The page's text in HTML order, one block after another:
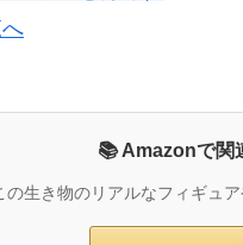
📚 Amazonで関
の生き物のリアルなフィギュ